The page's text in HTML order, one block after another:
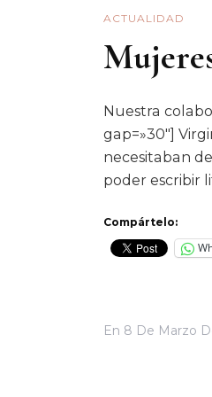
ACTUALIDAD
Nuestra
gap=»30″]
necesitaban
poder escribir
Compártelo:
En 8 De Marzo